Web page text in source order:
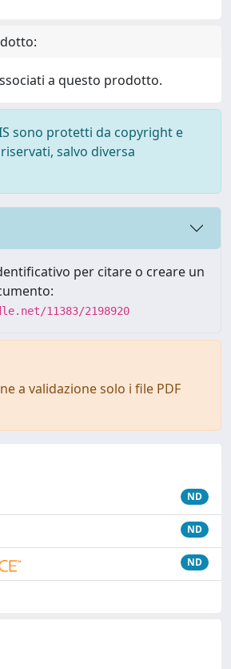
a questo prodotto.
sono protetti da copyright e
salvo diversa
per citare o creare un
11383/2198920
a validazione solo i file PDF
ND
ND
ND